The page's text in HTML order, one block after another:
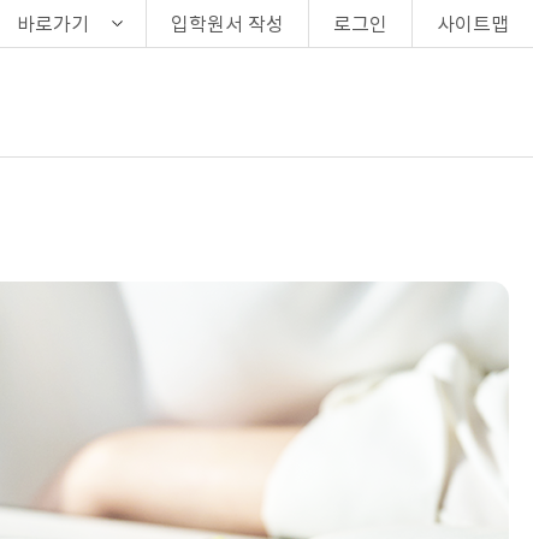
바로가기 입학원서 작성 로그인 사이트맵